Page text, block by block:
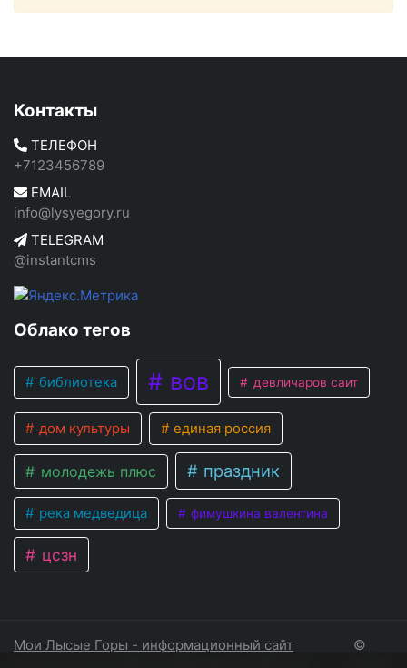
Контакты
ТЕЛЕФОН
+7123456789
EMAIL
info@lysyegory.ru
TELEGRAM
@instantcms
Облако тегов
библиотека вов девличаров саит
дом культуры единая россия
молодежь плюс праздник
река медведица фимушкина валентина
цсзн
Мои Лысые Горы - информационный сайт
©